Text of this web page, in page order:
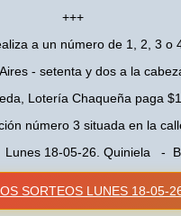
+++
a un número de 1, 2, 3 o
- setenta y dos a la
Lotería Chaqueña paga
número 3 situada en la
18-05-26. Quiniela -
SORTEOS LUNES 18-05-